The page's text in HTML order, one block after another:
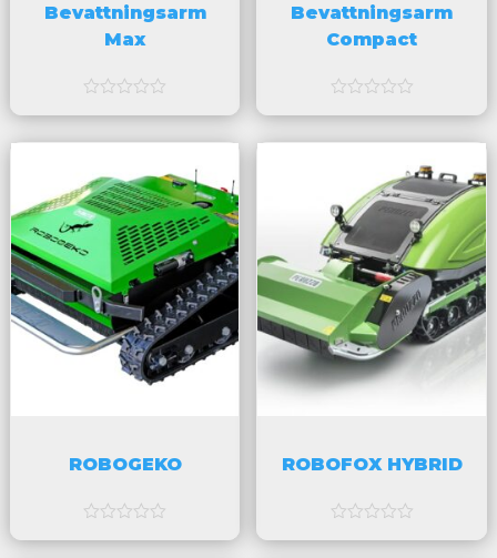
Bevattningsarm
Max
v
5
Bevattningsarm
Compact
ROBOGEKO ROBOFOX HYBRID